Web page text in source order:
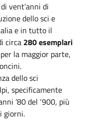
vent’anni di
dello sci e
e in tutto il
circa 280 esemplari
la maggior parte,
dello sci
specificamente
’80 del ‘900, più
giorni.